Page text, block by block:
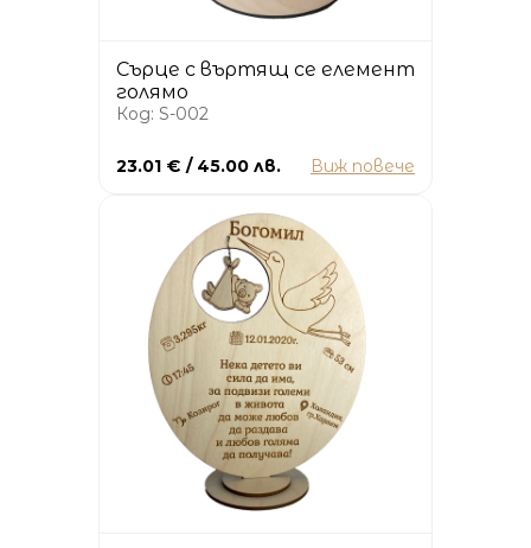
Сърце с въртящ се елемент
голямо
Код: S-002
23.01 € / 45.00 лв. Виж повече